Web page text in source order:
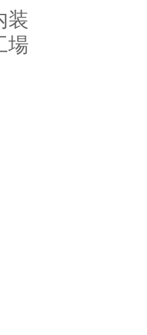
装
場